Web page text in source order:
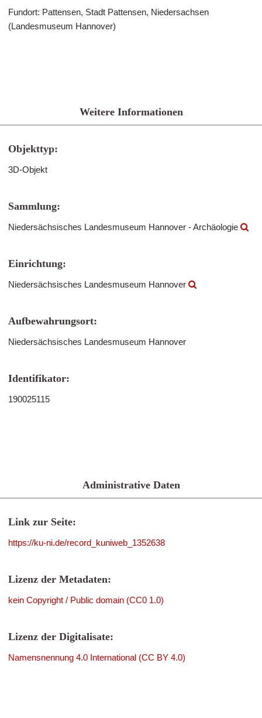
Fundort: Pattensen, Stadt Pattensen, Niedersachsen
(Landesmuseum Hannover)
Weitere Informationen
Objekttyp:
3D-Objekt
Sammlung:
Niedersächsisches Landesmuseum Hannover - Archäologie
Einrichtung:
Niedersächsisches Landesmuseum Hannover
Aufbewahrungsort:
Niedersächsisches Landesmuseum Hannover
Identifikator:
190025115
Administrative Daten
Link zur Seite:
https://ku-ni.de/record_kuniweb_1352638
Lizenz der Metadaten:
kein Copyright / Public domain (CC0 1.0)
Lizenz der Digitalisate:
Namensnennung 4.0 International (CC BY 4.0)